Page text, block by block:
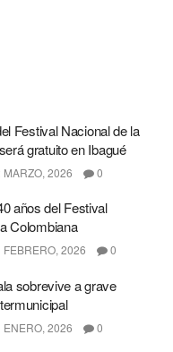
Festival Nacional de la
gratuito en Ibagué
2026 0
años del Festival
Colombiana
2026 0
sobrevive a grave
2026 0